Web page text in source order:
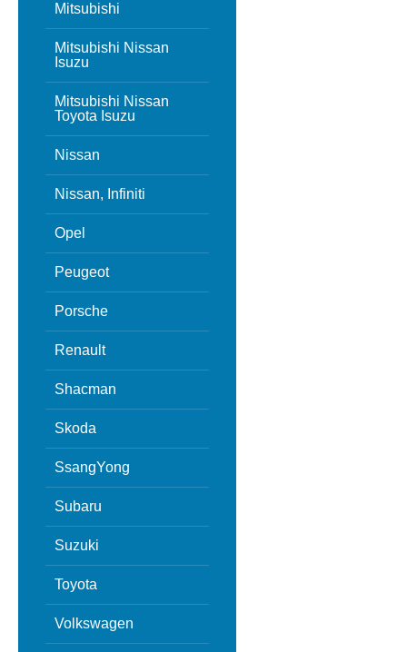
Mitsubishi
Mitsubishi Nissan
Isuzu
Mitsubishi Nissan
Toyota Isuzu
Nissan
Nissan, Infiniti
Opel
Peugeot
Porsche
Renault
Shacman
Skoda
SsangYong
Subaru
Suzuki
Toyota
Volkswagen